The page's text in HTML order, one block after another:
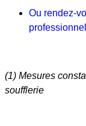
Ou rendez-
(1) Mesures
soufflerie